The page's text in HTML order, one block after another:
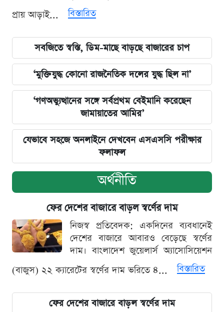
প্রায় আড়াই...
বিস্তারিত
সবজিতে স্বস্তি, ডিম-মাছে বাড়ছে বাজারের চাপ
‘মুক্তিযুদ্ধ কোনো রাজনৈতিক দলের যুদ্ধ ছিল না’
‘গণঅভ্যুত্থানের সঙ্গে সর্বপ্রথম বেইমানি করেছেন
জামায়াতের আমির’
যেভাবে সহজে অনলাইনে দেখবেন এসএসসি পরীক্ষার
ফলাফল
অর্থনীতি
ফের দেশের বাজারে বাড়ল স্বর্ণের দাম
নিজস্ব প্রতিবেদক: একদিনের ব্যবধানেই
দেশের বাজারে আবারও বেড়েছে স্বর্ণের
দাম। বাংলাদেশ জুয়েলার্স অ্যাসোসিয়েশন
(বাজুস) ২২ ক্যারেটের স্বর্ণের দাম ভরিতে ৪...
বিস্তারিত
ফের দেশের বাজারে বাড়ল স্বর্ণের দাম